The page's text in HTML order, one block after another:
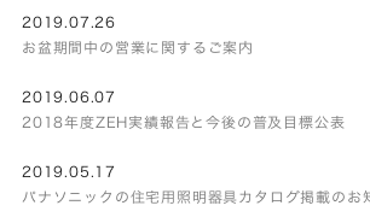
2019.07.26
お盆期間中の営業に関するご案内
2019.06.07
2018年度ZEH実績報告と今後の普及目標公表
2019.05.17
パナソニックの住宅用照明器具カタログ掲載のお